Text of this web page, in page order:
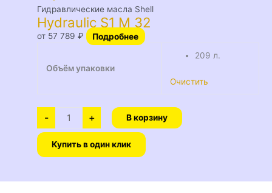
Гидравлические масла Shell
Hydraulic S1 M 32
от 57 789₽ Подробнее
Объём упаковки
209 л.
Очистить
- + В корзину
Купить в один клик